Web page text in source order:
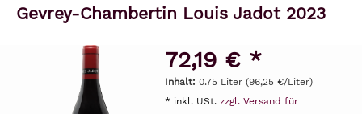
Gevrey-Chambertin Louis Jadot 2023
72,19 € *
Inhalt: 0.75 Liter (96,25 €/Liter)
* inkl. USt. zzgl. Versand für